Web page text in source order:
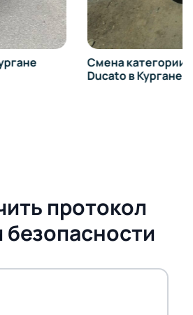
средства на Fiat
протокол
безопасности